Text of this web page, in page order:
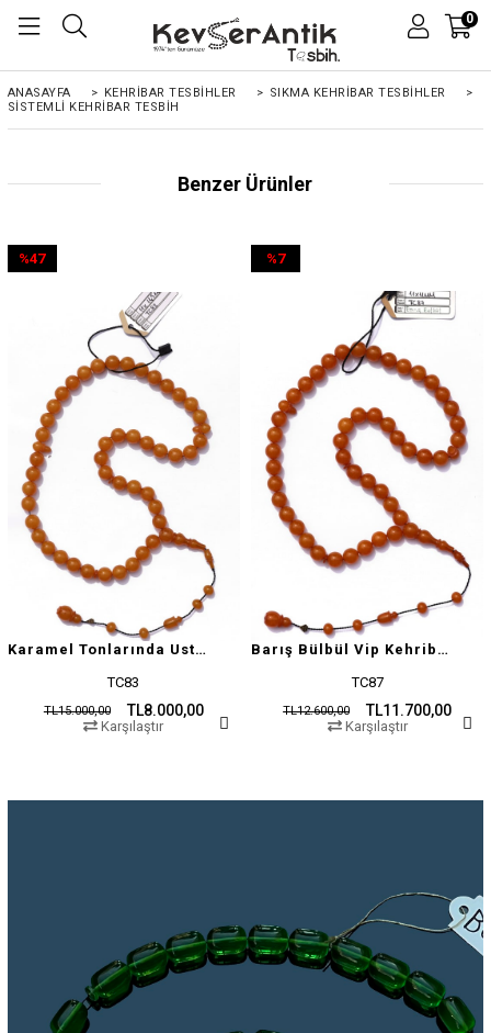
0
ANASAYFA > KEHRIBAR TESBIHLER > SIKMA KEHRİBAR TESBİHLER
>
SISTEMLI KEHRIBAR TESBIH
Benzer Ürünler
Karamel Tonlarında Usta İşçilikli Tesbih
TC83
TL8.000,00
TL15.000,00
%47
Karşılaştır
Barış Bülbül Vip Kehribar Tesbih
TC87
TL11.700,00
TL12.600,00
%7
Karşılaştır